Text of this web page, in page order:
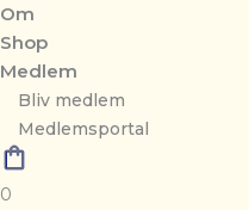
Om
Shop
Medlem
Bliv medlem
Medlemsportal
0